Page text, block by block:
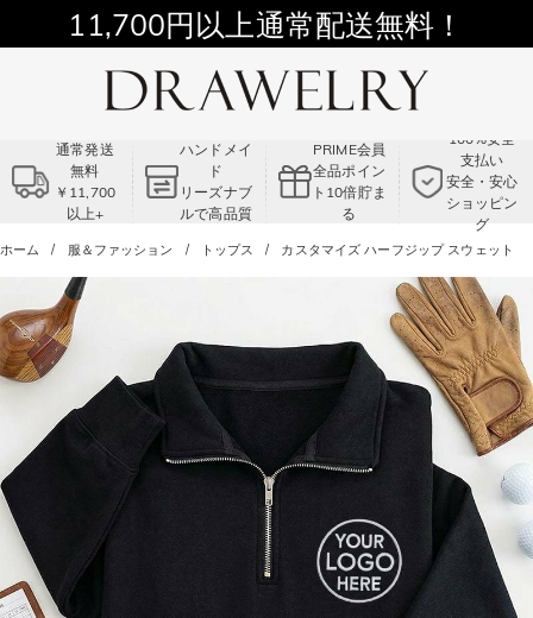
11,700円以上通常配送無料！
Summer Sale!! |3点以上で15％OFF！
コード:VS2
通常発送
無料
￥11,700
以上+
ハンドメイ
ド
リーズナブ
ルで高品質
PRIME会員
全品ポイン
ト10倍貯ま
る
100%安全
支払い
安全・安心
ショッピン
グ
ホーム 服＆ファッション トップス カスタマイズ ハーフジップ スウェット